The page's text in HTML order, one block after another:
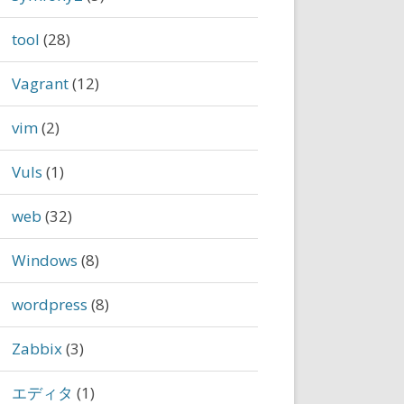
tool (28)
Vagrant(12)
vim(2)
Vuls (1)
web (32)
Windows (8)
wordpress (8)
Zabbix(3)
エディタ (1)